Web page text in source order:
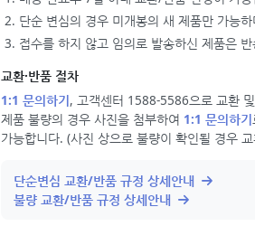
단순 변심의 경우 미개봉의 새 제품만 가능
접수를 하지 않고 임의로 발송하신 제품은
교환·반품 절차
1:1 문의하기, 고객센터 1588-5586으로 교환
제품 불량의 경우 사진을 첨부하여 1:1 문의하기
가능합니다. (사진 상으로 불량이 확인될 경우
단순변심 교환/반품 규정 상세안내
불량 교환/반품 규정 상세안내